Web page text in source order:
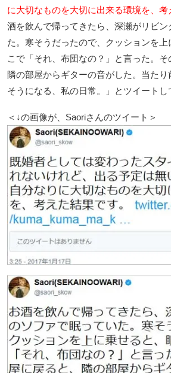
に大切なものを大切に出来る環境を、考
酒を飲んで帰ってきたら、深瀬がリビ
た。寒そうだったので、クッションを
こで「それ、布団なの？」と言った。そ
隣の部屋からギターの音がした。当た
そうになる、私の日常。」とツイートし
＜↓の画像が、Saoriさんのツイート＞